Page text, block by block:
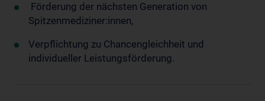
Förderung der nächsten Generation von
Spitzenmediziner:innen,
Verpflichtung zu Chancengleichheit und
individueller Leistungsförderung.